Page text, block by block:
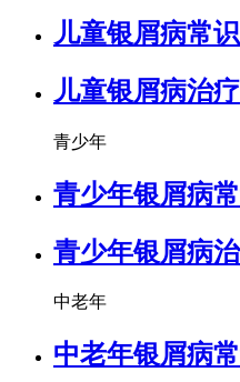
儿童银屑病常识
儿童银屑病治疗
青少年
青少年银屑病
青少年银屑病
中老年
中老年银屑病